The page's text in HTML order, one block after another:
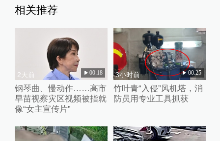
相关推荐
2天前 00:18
钢琴曲、慢动作……高市
早苗视察灾区视频被指就
像“女主宣传片”
3小时前 00:25
竹叶青“入侵”风机塔，消
防员用专业工具抓获